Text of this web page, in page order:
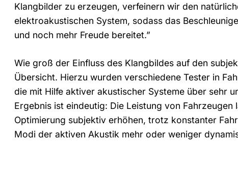
Klangbilder zu erzeugen, verfeinern wir den
elektroakustischen System, sodass das
und noch mehr Freude bereitet.”
Wie groß der Einfluss des Klangbildes auf den
Übersicht. Hierzu wurden verschiedene Tester in
die mit Hilfe aktiver akustischer Systeme über sehr
Ergebnis ist eindeutig: Die Leistung von
Optimierung subjektiv erhöhen, trotz konstanter
Modi der aktiven Akustik mehr oder weniger